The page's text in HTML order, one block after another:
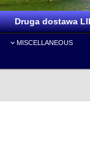
Druga dostawa
MISCELLANEOUS